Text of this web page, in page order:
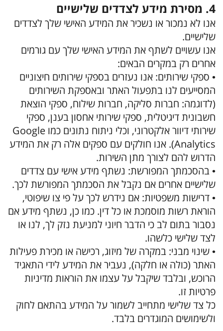
4. מסירת מידע לצדדים שלישיים
אנו לא נמכור או נשכיר את המידע האישי שלך לצדדים
שלישיים.
אנו עשויים לשתף את המידע האישי שלך עם גורמים
אחרים רק במקרים הבאים:
• ספקי שירותים: אנו נעזרים בספקי שירותים חיצוניים
המסייעים לנו בתפעול האתר ובאספקת השירותים
(לדוגמה: חברות סליקה, חברות שילוח, ספקי הוצאת
חשבונית דיגיטלית, ספקי שירותי אחסון בענן, ספקי
שירותי דיוור אלקטרוני, וכלי ניתוח נתונים כמו Google
Analytics). אנו חולקים עם ספקים אלה רק את המידע
הדרוש להם לצורך מתן השירות.
• בהסכמתך המפורשת: נשתף מידע אישי עם צדדים
שלישיים אחרים אם נקבל את הסכמתך המפורשת לכך.
• דרישות משפטיות: אם נידרש לכך על פי צו שיפוטי,
הוראת רשות מוסמכת או כל דין. כמו כן, נשתף מידע אם
נסבור בתום לב כי הדבר חיוני למניעת נזק לך, לנו או
לצד שלישי כלשהו.
• שינוי מבני: במקרה של מיזוג, רכישה או מכירת פעילות
האתר (כולה או חלקה), נעביר את המידע לידי התאגיד
הרוכש, ובלבד שיקבל על עצמו את הוראות מדיניות
פרטיות זו.
כל צד שלישי מתחייב לשמור על המידע בהתאם לחוק
ולשימושים המוגדרים בלבד.